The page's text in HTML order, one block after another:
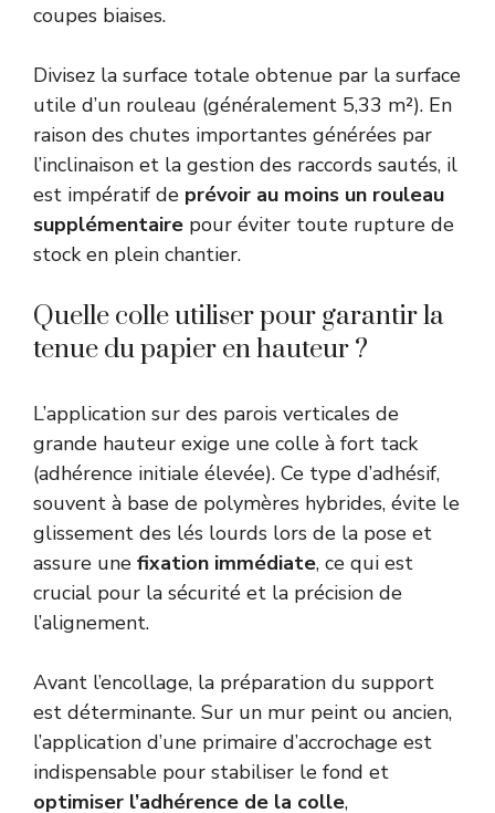
coupes biaises.
Divisez la surface totale obtenue par la surface
utile d’un rouleau (généralement 5,33 m²). En
raison des chutes importantes générées par
l’inclinaison et la gestion des raccords sautés, il
est impératif de prévoir au moins un rouleau
supplémentaire pour éviter toute rupture de
stock en plein chantier.
Quelle colle utiliser pour garantir la
tenue du papier en hauteur ?
L’application sur des parois verticales de
grande hauteur exige une colle à fort tack
(adhérence initiale élevée). Ce type d’adhésif,
souvent à base de polymères hybrides, évite le
glissement des lés lourds lors de la pose et
assure une fixation immédiate, ce qui est
crucial pour la sécurité et la précision de
l’alignement.
Avant l’encollage, la préparation du support
est déterminante. Sur un mur peint ou ancien,
l’application d’une primaire d’accrochage est
indispensable pour stabiliser le fond et
optimiser l’adhérence de la colle,